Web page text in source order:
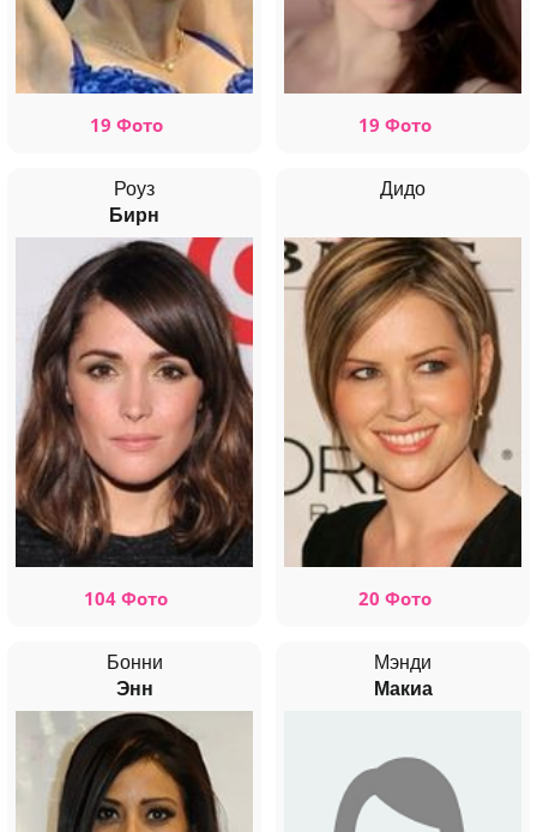
19 Фото 19 Фото
Роуз
Бирн
104 Фото
Дидо
20 Фото
Бонни
Энн
Мэнди
Макиа